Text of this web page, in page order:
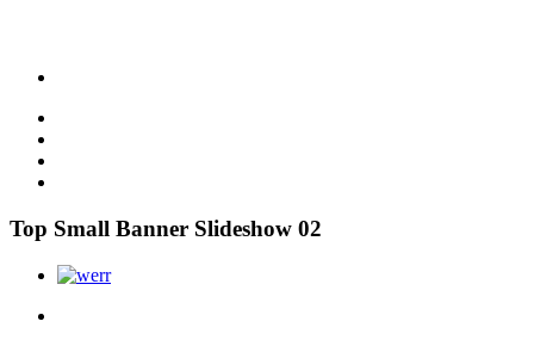
Top Small Banner Slideshow 02